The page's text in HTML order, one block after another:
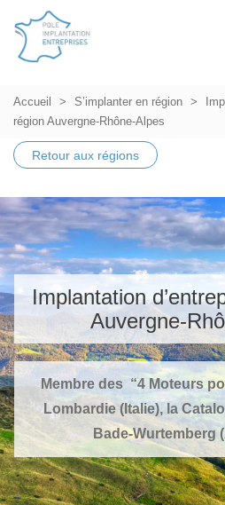
Accueil S’implanter en région
région Auvergne-Rhône-Alpes
Retour aux régions
Implantation
Auvergne-
Membre des “4 Moteurs
Lombardie (Italie), la
Bade-Wurtemberg